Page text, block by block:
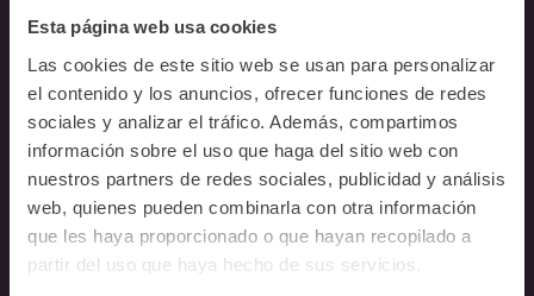
Esta página web usa cookies
Las cookies de este sitio web se usan para personalizar
el contenido y los anuncios, ofrecer funciones de redes
sociales y analizar el tráfico. Además, compartimos
información sobre el uso que haga del sitio web con
nuestros partners de redes sociales, publicidad y análisis
web, quienes pueden combinarla con otra información
que les haya proporcionado o que hayan recopilado a
partir del uso que haya hecho de sus servicios.
Docentes
Preguntas frecuentes
Cursos
Conferencia Neurociencia de la Lactancia y aplicaciones
clínicas